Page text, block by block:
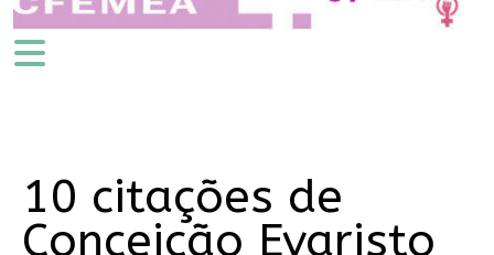
10 citações de
Conceição Evaristo